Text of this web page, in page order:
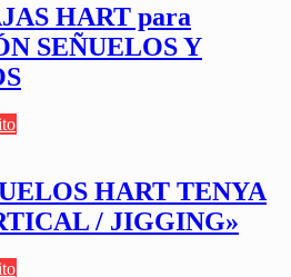
HART para
SEÑUELOS Y
HART TENYA
/ JIGGING»